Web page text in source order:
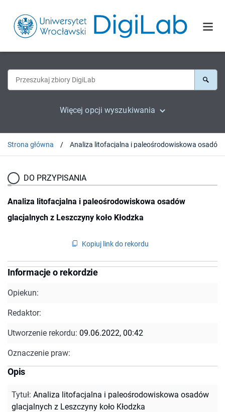
Więcej opcji wyszukiwania
Strona główna
DO PRZYPISANIA
Analiza litofacjalna i paleośrodowiskowa osadów
glacjalnych z Leszczyny koło Kłodzka
Kopiuj link do rekordu
Informacje o rekordzie
Opiekun:
Redaktor:
Utworzenie rekordu: 09.06.2022, 00:42
Oznaczenie praw:
Opis
Tytuł: Analiza litofacjalna i paleośrodowiskowa osadów
glacjalnych z Leszczyny koło Kłodzka